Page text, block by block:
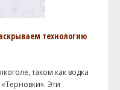
технологию
таком как водка
Эти